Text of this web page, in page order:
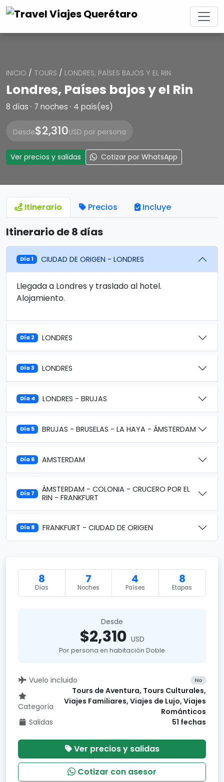
INICIO / TOURS / LONDRES, PAÍSES BAJOS Y EL RIN
Londres, Países bajos y el Rin
8 días · 7 noches · 4 país(es)
Desde$2,310USD por persona
Ver precios y salidas Cotizar por WhatsApp
Itinerario Precios Incluye
Itinerario de 8 días
Día 1 CIUDAD DE ORIGEN - LONDRES
Llegada a Londres y traslado al hotel.
Alojamiento.
Día 2 LONDRES
Día 3 LONDRES
Día 4 LONDRES - BRUJAS
Día 5 BRUJAS - BRUSELAS - LA HAYA - ÁMSTERDAM
Día 6 AMSTERDAM
Día 7
ÁMSTERDAM - COLONIA - CRUCERO POR EL
RIN - FRANKFURT
Día 8 FRANKFURT - CIUDAD DE ORIGEN
8
Días
7
Noches
4
Países
8
Etapas
Desde
$2,310 USD
Por persona en habitación Doble
Vuelo incluido No
Categoría
Tours de Aventura, Tours Culturales,
Viajes Familiares, Viajes de Lujo, Viajes
Románticos
Salidas
51 fechas
Ver precios y salidas
Cotizar con asesor